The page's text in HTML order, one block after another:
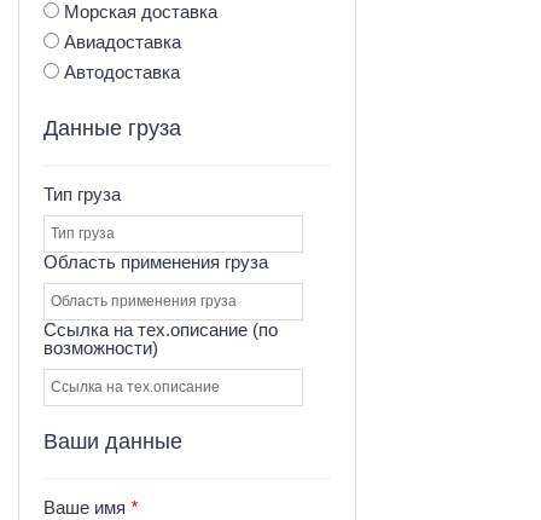
Морская доставка
Авиадоставка
Автодоставка
Данные груза
Тип груза
Область применения груза
Ссылка на тех.описание (по
возможности)
Ваши данные
Ваше имя *